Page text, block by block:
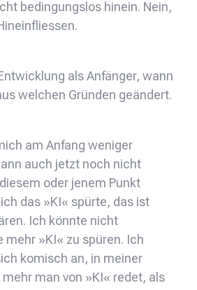
bedingungslos hinein. Nein,
als Anfänger, wann
welchen Gründen geändert.
am Anfang weniger
auch jetzt noch nicht
oder jenem Punkt
das »KI« spürte, das ist
Ich könnte nicht
mehr »KI« zu spüren. Ich
komisch an, in meiner
man von »KI« redet, als